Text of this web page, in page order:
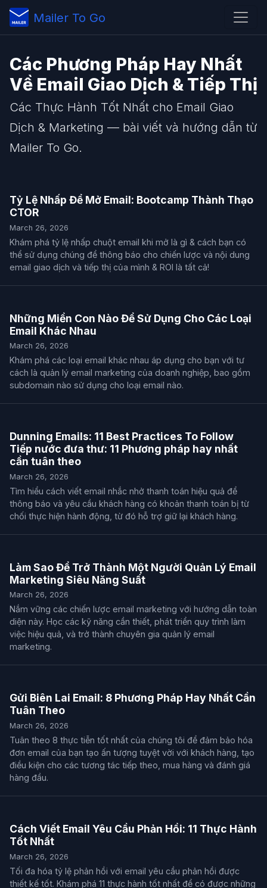
Mailer To Go
Các Phương Pháp Hay Nhất
Về Email Giao Dịch & Tiếp Thị
Các Thực Hành Tốt Nhất cho Email Giao
Dịch & Marketing — bài viết và hướng dẫn từ
Mailer To Go.
Tỷ Lệ Nhấp Để Mở Email: Bootcamp Thành Thạo
CTOR
March 26, 2026
Khám phá tỷ lệ nhấp chuột email khi mở là gì & cách bạn có
thể sử dụng chúng để thông báo cho chiến lược và nội dung
email giao dịch và tiếp thị của mình & ROI là tất cả!
Những Miền Con Nào Để Sử Dụng Cho Các Loại
Email Khác Nhau
March 26, 2026
Khám phá các loại email khác nhau áp dụng cho bạn với tư
cách là quản lý email marketing của doanh nghiệp, bao gồm
subdomain nào sử dụng cho loại email nào.
Dunning Emails: 11 Best Practices To Follow
Tiếp nước đưa thư: 11 Phương pháp hay nhất
cần tuân theo
March 26, 2026
Tìm hiểu cách viết email nhắc nhở thanh toán hiệu quả để
thông báo và yêu cầu khách hàng có khoản thanh toán bị từ
chối thực hiện hành động, từ đó hỗ trợ giữ lại khách hàng.
Làm Sao Để Trở Thành Một Người Quản Lý Email
Marketing Siêu Năng Suất
March 26, 2026
Nắm vững các chiến lược email marketing với hướng dẫn toàn
diện này. Học các kỹ năng cần thiết, phát triển quy trình làm
việc hiệu quả, và trở thành chuyên gia quản lý email
marketing.
Gửi Biên Lai Email: 8 Phương Pháp Hay Nhất Cần
Tuân Theo
March 26, 2026
Tuân theo 8 thực tiễn tốt nhất của chúng tôi để đảm bảo hóa
đơn email của bạn tạo ấn tượng tuyệt vời với khách hàng, tạo
điều kiện cho các tương tác tiếp theo, mua hàng và đánh giá
hàng đầu.
Cách Viết Email Yêu Cầu Phản Hồi: 11 Thực Hành
Tốt Nhất
March 26, 2026
Tối đa hóa tỷ lệ phản hồi với email yêu cầu phản hồi được
thiết kế tốt. Khám phá 11 thực hành tốt nhất để có được những